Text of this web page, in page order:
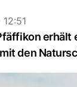
den